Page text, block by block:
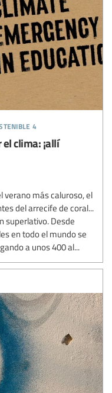
4
clima: ¡allí
verano más caluroso, el
del arrecife de coral...
superlativo. Desde
en todo el mundo se
a unos 400 al...